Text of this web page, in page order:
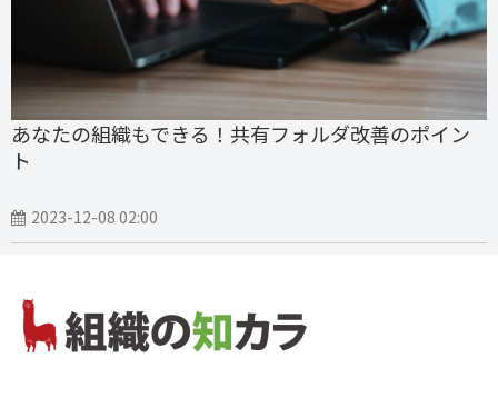
あなたの組織もできる！共有フォルダ改善のポイン
ト
2023-12-08 02:00